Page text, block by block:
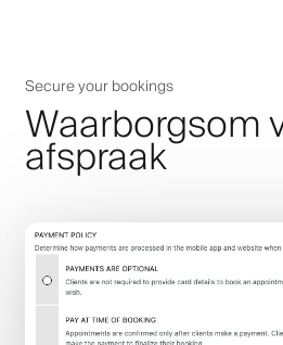
Secure your bookings
Waarborgsom
afspraak